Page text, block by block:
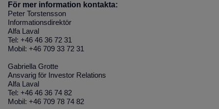
För mer information kontakta:
Peter Torstensson
Informationsdirektör
Alfa Laval
Tel: +46 46 36 72 31
Mobil: +46 709 33 72 31
Gabriella Grotte
Ansvarig för Investor Relations
Alfa Laval
Tel: +46 46 36 74 82
Mobil: +46 709 78 74 82